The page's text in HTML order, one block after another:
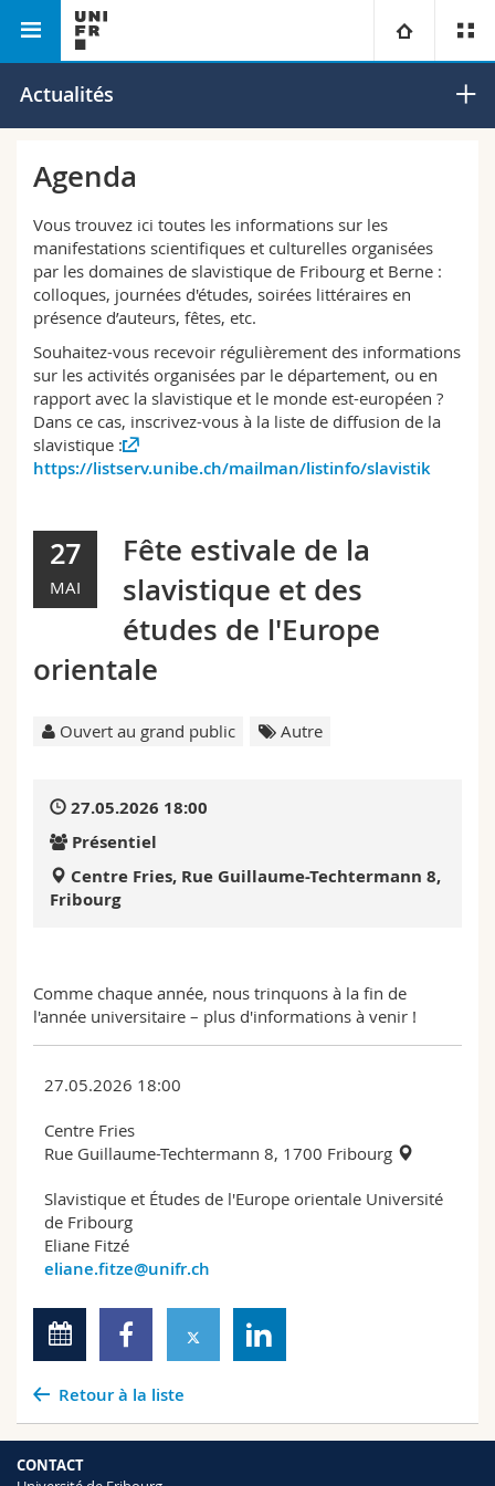
Université
Recherche
Université
Formation continue
Droit
Sciences économiques et sociales et management
Lettres et sciences humaines
Sciences de l'éducation et de la formation
Interfacultaire
Futurs étudiants
Médias
Chercheurs
Doctorants
Ressources
Annuaire du personnel
Plan d'accès
Bibliothèques
MyUnifr
Faculté des lettres et des sciences humaines Slavistique
Actualités
Agenda
Vous trouvez ici toutes les informations sur les
manifestations scientifiques et culturelles organisées
par les domaines de slavistique de Fribourg et Berne :
colloques, journées d'études, soirées littéraires en
présence d’auteurs, fêtes, etc.
Souhaitez-vous recevoir régulièrement des informations
sur les activités organisées par le département, ou en
rapport avec la slavistique et le monde est-européen ?
Dans ce cas, inscrivez-vous à la liste de diffusion de la
slavistique :
https://listserv.unibe.ch/mailman/listinfo/slavistik
27
MAI
Fête estivale de la
slavistique et des
études de l'Europe
orientale
Ouvert au grand public Autre
27.05.2026 18:00
Présentiel
Centre Fries, Rue Guillaume-Techtermann 8,
Fribourg
Comme chaque année, nous trinquons à la fin de
l'année universitaire – plus d'informations à venir !
27.05.2026 18:00
Centre Fries
Rue Guillaume-Techtermann 8, 1700 Fribourg
Slavistique et Études de l'Europe orientale Université
de Fribourg
Eliane Fitzé
eliane.fitze@unifr.ch
Retour à la liste
CONTACT